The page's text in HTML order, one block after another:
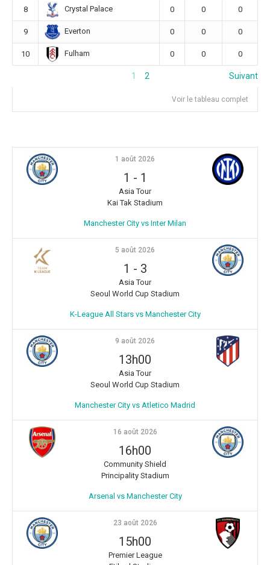
8 Crystal Palace 0 0 0
9 Everton 0 0 0
10 Fulham 0 0 0
1 2 Suivant
Voir le tableau complet
1 août 2026
1 - 1
Asia Tour
Kai Tak Stadium
Manchester City vs Inter Milan
5 août 2026
1 - 3
Asia Tour
Seoul World Cup Stadium
K-League All Stars vs Manchester City
9 août 2026
13h00
Asia Tour
Seoul World Cup Stadium
Manchester City vs Atletico Madrid
16 août 2026
16h00
Community Shield
Principality Stadium
Arsenal vs Manchester City
23 août 2026
15h00
Premier League